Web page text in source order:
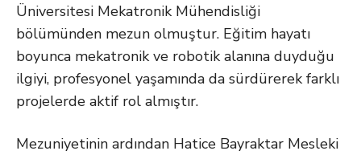
Üniversitesi Mekatronik Mühendisliği
bölümünden mezun olmuştur. Eğitim hayatı
boyunca mekatronik ve robotik alanına duyduğu
ilgiyi, profesyonel yaşamında da sürdürerek farklı
projelerde aktif rol almıştır.
Mezuniyetinin ardından Hatice Bayraktar Mesleki